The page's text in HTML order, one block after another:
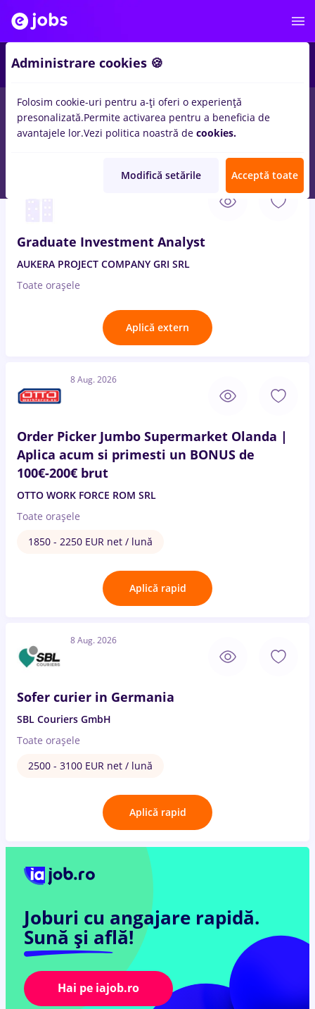
Salarii Full time Part time Fără experiență
Graduate Investment Analyst
AUKERA PROJECT COMPANY GRI SRL
Toate oraşele
Aplică extern
8 Aug. 2026
Order Picker Jumbo Supermarket Olanda |
Aplica acum si primesti un BONUS de
100€-200€ brut
OTTO WORK FORCE ROM SRL
Toate oraşele
1850 - 2250 EUR net / lună
Aplică rapid
8 Aug. 2026
Sofer curier in Germania
SBL Couriers GmbH
Toate oraşele
2500 - 3100 EUR net / lună
Aplică rapid
Joburi cu angajare rapidă.
Sună și află!
Hai pe iajob.ro
Administrare cookies 🍪
Folosim cookie-uri pentru a-ți oferi o experiență
presonalizată.Permite activarea pentru a beneficia de
avantajele lor.Vezi politica noastră de cookies.
Modifică setările Acceptă toate